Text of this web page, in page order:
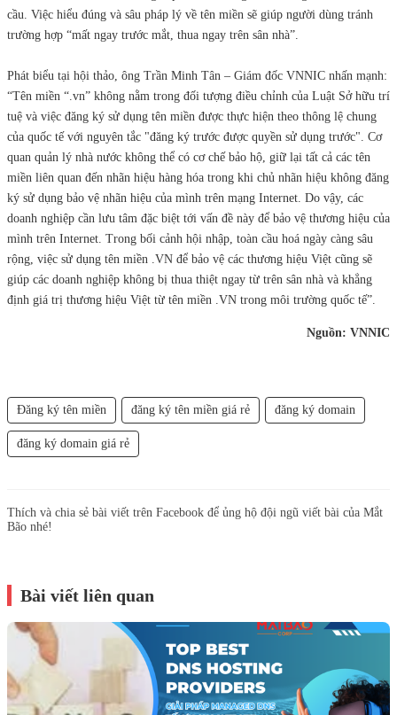
cầu. Việc hiểu đúng và sâu pháp lý về tên miền sẽ giúp người dùng tránh
trường hợp “mất ngay trước mắt, thua ngay trên sân nhà”.
Phát biểu tại hội thảo, ông Trần Minh Tân – Giám đốc VNNIC nhấn mạnh:
“Tên miền “.vn” không nằm trong đối tượng điều chỉnh của Luật Sở hữu trí
tuệ và việc đăng ký sử dụng tên miền được thực hiện theo thông lệ chung
của quốc tế với nguyên tắc "đăng ký trước được quyền sử dụng trước". Cơ
quan quản lý nhà nước không thể có cơ chế bảo hộ, giữ lại tất cả các tên
miền liên quan đến nhãn hiệu hàng hóa trong khi chủ nhãn hiệu không đăng
ký sử dụng bảo vệ nhãn hiệu của mình trên mạng Internet. Do vậy, các
doanh nghiệp cần lưu tâm đặc biệt tới vấn đề này để bảo vệ thương hiệu của
mình trên Internet. Trong bối cảnh hội nhập, toàn cầu hoá ngày càng sâu
rộng, việc sử dụng tên miền .VN để bảo vệ các thương hiệu Việt cũng sẽ
giúp các doanh nghiệp không bị thua thiệt ngay từ trên sân nhà và khẳng
định giá trị thương hiệu Việt từ tên miền .VN trong môi trường quốc tế”.
Nguồn: VNNIC
Đăng ký tên miền đăng ký tên miền giá rẻ đăng ký domain
đăng ký domain giá rẻ
Thích và chia sẻ bài viết trên Facebook để ủng hộ đội ngũ viết bài của Mắt
Bão nhé!
Bài viết liên quan